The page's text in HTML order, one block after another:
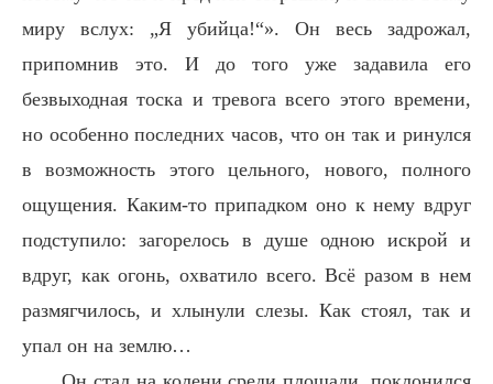
миру вслух: „Я убийца!“». Он весь задрожал,
припомнив это. И до того уже задавила его
безвыходная тоска и тревога всего этого времени,
но особенно последних часов, что он так и ринулся
в возможность этого цельного, нового, полного
ощущения. Каким-то припадком оно к нему вдруг
подступило: загорелось в душе одною искрой и
вдруг, как огонь, охватило всего. Всё разом в нем
размягчилось, и хлынули слезы. Как стоял, так и
упал он на землю…